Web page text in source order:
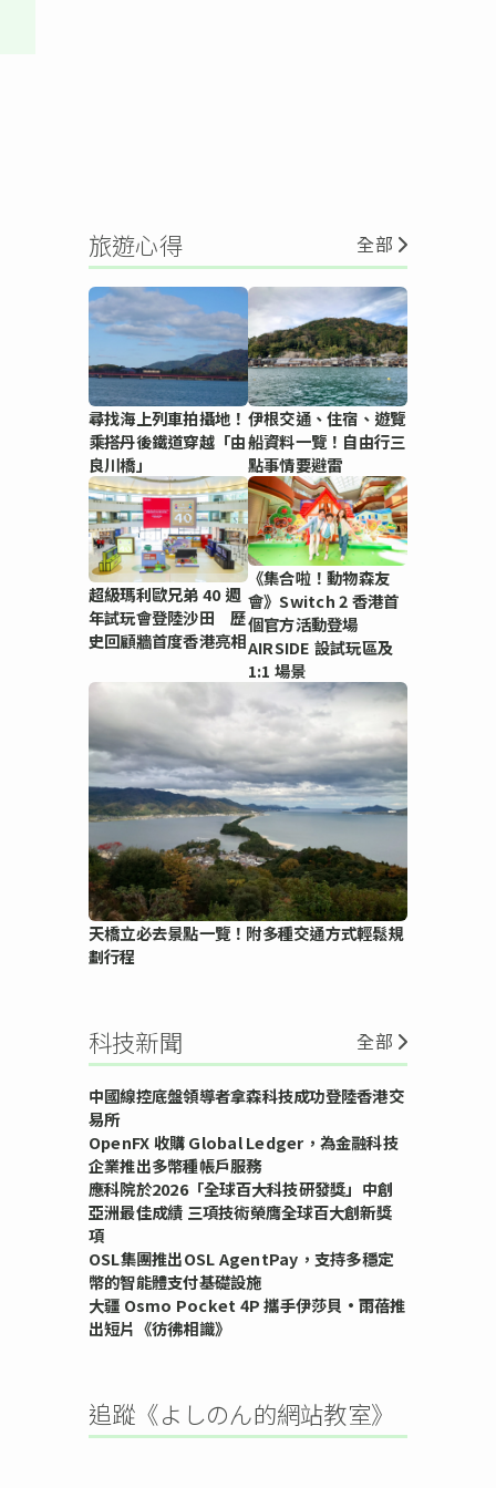
旅遊心得 全部
尋找海上列車拍攝地！
乘搭丹後鐵道穿越「由
良川橋」
伊根交通、住宿、遊覽
船資料一覽！自由行三
點事情要避雷
超級瑪利歐兄弟 40 週
年試玩會登陸沙田 歷
史回顧牆首度香港亮相
《集合啦！動物森友
會》Switch 2 香港首
個官方活動登場
AIRSIDE 設試玩區及
1:1 場景
天橋立必去景點一覽！附多種交通方式輕鬆規
劃行程
科技新聞 全部
中國線控底盤領導者拿森科技成功登陸香港交
易所
OpenFX 收購 Global Ledger，為金融科技
企業推出多幣種帳戶服務
應科院於2026「全球百大科技研發獎」中創
亞洲最佳成績 三項技術榮膺全球百大創新獎
項
OSL集團推出OSL AgentPay，支持多穩定
幣的智能體支付基礎設施
大疆 Osmo Pocket 4P 攜手伊莎貝•雨蓓推
出短片《彷彿相識》
追蹤《よしのん的網站教室》